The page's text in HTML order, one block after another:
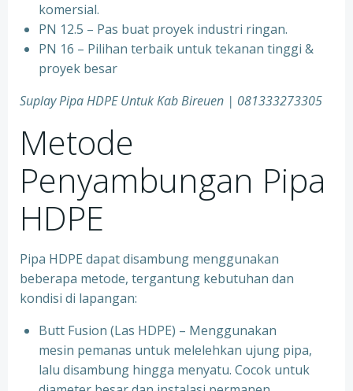
komersial.
PN 12.5 – Pas buat proyek industri ringan.
PN 16 – Pilihan terbaik untuk tekanan tinggi &
proyek besar
Suplay Pipa HDPE Untuk Kab Bireuen | 081333273305
Metode
Penyambungan Pipa
HDPE
Pipa HDPE dapat disambung menggunakan
beberapa metode, tergantung kebutuhan dan
kondisi di lapangan:
Butt Fusion (Las HDPE) – Menggunakan
mesin pemanas untuk melelehkan ujung pipa,
lalu disambung hingga menyatu. Cocok untuk